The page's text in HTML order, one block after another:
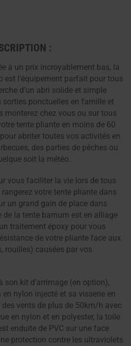
:
à un prix incroyablement bas, la
est l’équipement parfait pour tous
d’un abri solide et simple
sorties ponctuelles en famille et
monterez chez vous ou sur tous
tente pliante en moins de 60
abriter toutes vos activités en
des parties de pêches ou
soit la météo.
vous faciliter la vie lors de tous
votre tente pliante dans
un grand gain de place dans
de la tente barnum est en alliage
traitement époxy pour vous
de votre pliante face aux
rouilles) causées par vos
son kit d’arrimage (en option),
nylon injecté et sa visserie en
des vents de plus de 50km/h avec
en nylon et en polyester, la toile
enduite de PVC sur une face
protection contre les ultraviolets